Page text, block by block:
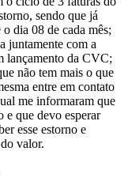
sendo que já
dia 08 de cada mês;
juntamente com a
lançamento da CVC;
não tem mais o que
entre em contato
me informaram que
e que devo esperar
esse estorno e
valor.